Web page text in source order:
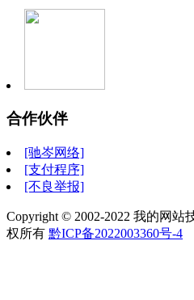
合作伙伴
[驰岑网络]
[支付程序]
[不良举报]
Copyright © 2002-2022 我的网站
权所有 黔ICP备2022003360号-4